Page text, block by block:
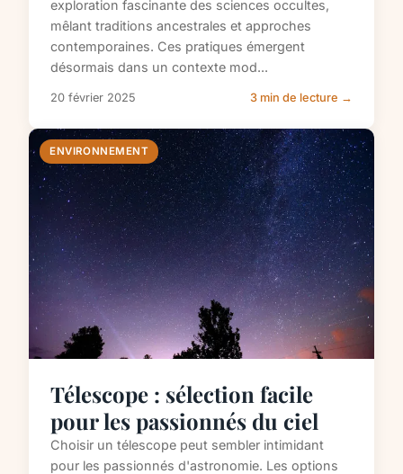
exploration fascinante des sciences occultes,
mêlant traditions ancestrales et approches
contemporaines. Ces pratiques émergent
désormais dans un contexte mod...
20 février 2025 3 min de lecture →
ENVIRONNEMENT
Télescope : sélection facile
pour les passionnés du ciel
Choisir un télescope peut sembler intimidant
pour les passionnés d'astronomie. Les options